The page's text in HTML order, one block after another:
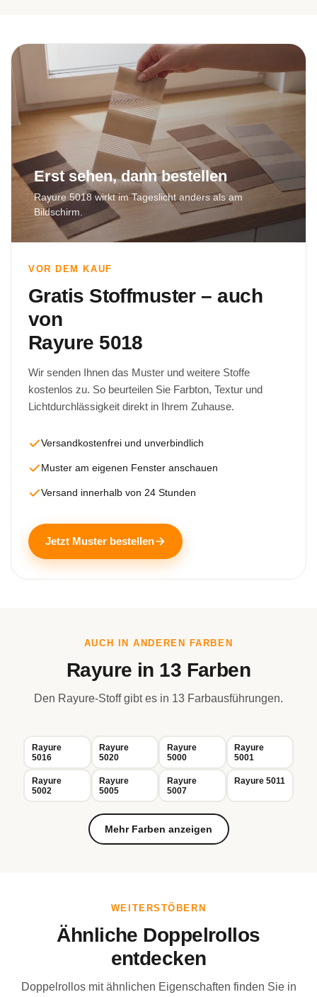
Erst sehen, dann bestellen
Rayure 5018 wirkt im Tageslicht anders als am
Bildschirm.
VOR DEM KAUF
Gratis Stoffmuster – auch
von
Rayure 5018
Wir senden Ihnen das Muster und weitere Stoffe
kostenlos zu. So beurteilen Sie Farbton, Textur und
Lichtdurchlässigkeit direkt in Ihrem Zuhause.
Versandkostenfrei und unverbindlich
Muster am eigenen Fenster anschauen
Versand innerhalb von 24 Stunden
Jetzt Muster bestellen
AUCH IN ANDEREN FARBEN
Rayure in 13 Farben
Den Rayure-Stoff gibt es in 13 Farbausführungen.
Rayure
5016
Rayure
5020
Rayure
5000
Rayure
5001
Rayure
5002
Rayure
5005
Rayure
5007
Rayure 5011
Mehr Farben anzeigen
WEITERSTÖBERN
Ähnliche Doppelrollos
entdecken
Doppelrollos mit ähnlichen Eigenschaften finden Sie in